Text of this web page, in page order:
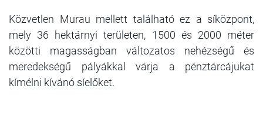
Közvetlen Murau mellett található ez a síközpont,
mely 36 hektárnyi területen, 1500 és 2000 méter
közötti magasságban változatos nehézségű és
meredekségű pályákkal várja a pénztárcájukat
kímélni kívánó síelőket.